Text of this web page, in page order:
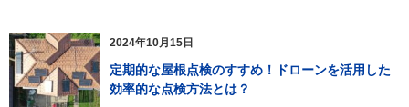
2024年10月15日
定期的な屋根点検のすすめ！ドローンを活用した
効率的な点検方法とは？